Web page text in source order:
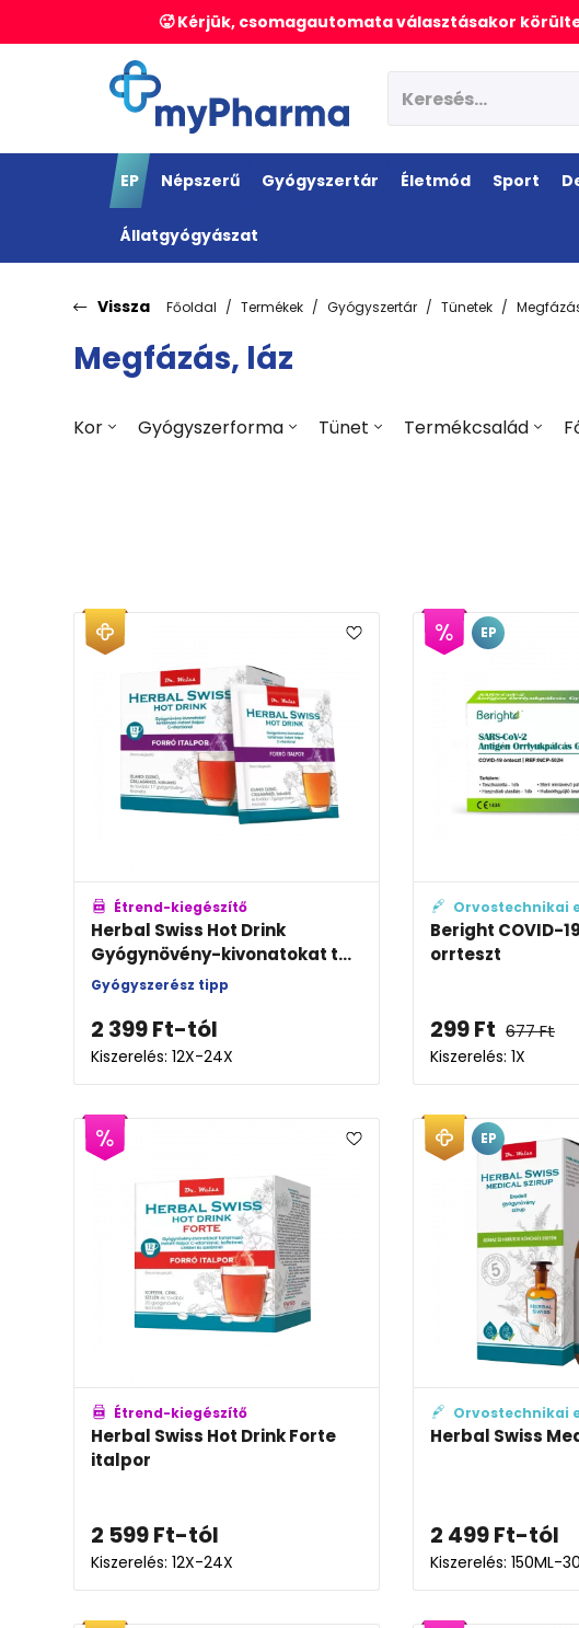
🥵 Kérjük, csomagautomata választásakor
EP Népszerű Gyógyszertár Életmód Sport
Állatgyógyászat
Vissza Főoldal Termékek Gyógyszertár Tünetek
Megfázás, láz
Kor Gyógyszerforma Tünet Termékcsalád
Étrend-kiegészítő
Herbal Swiss Hot Drink
Gyógynövény-kivonatokat t...
Gyógyszerész tipp
2 399Ft-tól
Kiszerelés: 12X-24X
Orvostechnikai
Beright COVID-
orrteszt
299Ft 677Ft
Kiszerelés: 1X
EP
Étrend-kiegészítő
Herbal Swiss Hot Drink Forte
italpor
2 599Ft-tól
Kiszerelés: 12X-24X
Orvostechnikai
Herbal Swiss
2 499Ft-tól
Kiszerelés: 150ML-
EP